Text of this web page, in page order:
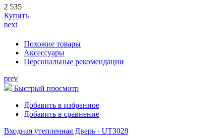
2 535
Купить
next
Похожие товары
Аксессуары
Персональные рекомендации
prev
Быстрый просмотр
Добавить в избранное
Добавить в сравнение
Входная утепленная Дверь - UT3028